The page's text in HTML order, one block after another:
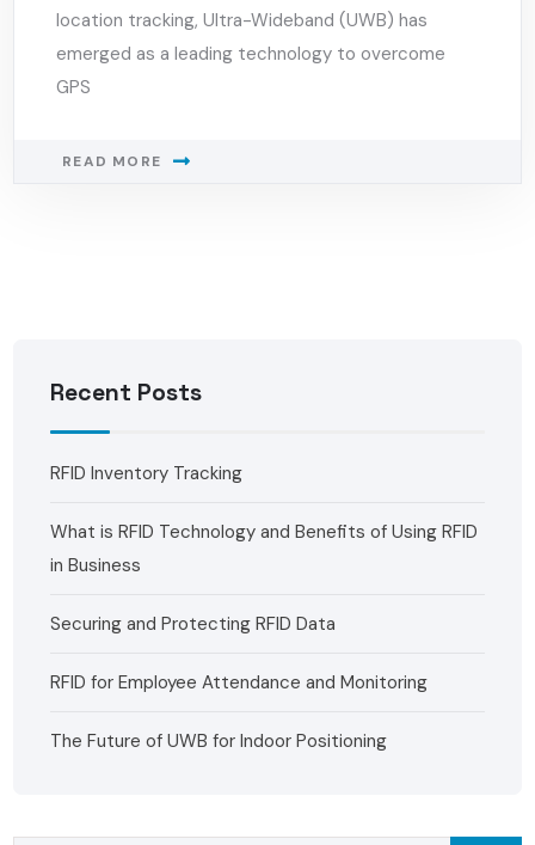
location tracking, Ultra-Wideband (UWB) has
emerged as a leading technology to overcome
GPS
READ MORE
Recent Posts
RFID Inventory Tracking
What is RFID Technology and Benefits of Using RFID
in Business
Securing and Protecting RFID Data
RFID for Employee Attendance and Monitoring
The Future of UWB for Indoor Positioning